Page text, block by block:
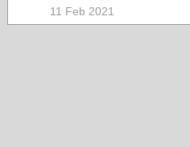
11 Feb 2021